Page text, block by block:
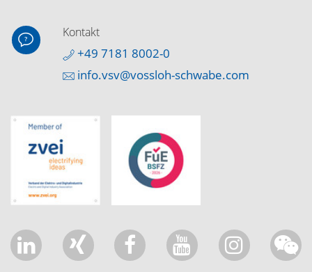
Kontakt
+49 7181 8002-0
info.vsv@vossloh-schwabe.com